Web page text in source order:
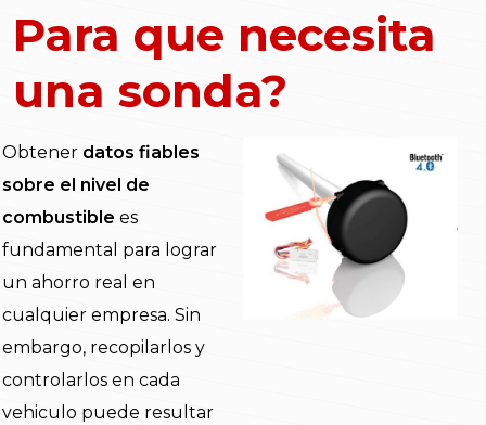
Para que necesita
una sonda?
Obtener datos fiables
sobre el nivel de
combustible es
fundamental para lograr
un ahorro real en
cualquier empresa. Sin
embargo, recopilarlos y
controlarlos en cada
vehiculo puede resultar